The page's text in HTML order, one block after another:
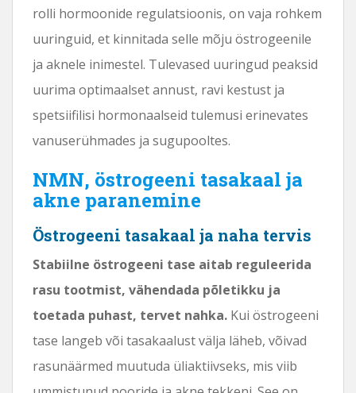
rolli hormoonide regulatsioonis, on vaja rohkem
uuringuid, et kinnitada selle mõju östrogeenile
ja aknele inimestel. Tulevased uuringud peaksid
uurima optimaalset annust, ravi kestust ja
spetsiifilisi hormonaalseid tulemusi erinevates
vanuserühmades ja sugupooltes.
NMN, östrogeeni tasakaal ja
akne paranemine
Östrogeeni tasakaal ja naha tervis
Stabiilne östrogeeni tase aitab reguleerida
rasu tootmist, vähendada põletikku ja
toetada puhast, tervet nahka. Kui östrogeeni
tase langeb või tasakaalust välja läheb, võivad
rasunäärmed muutuda üliaktiivseks, mis viib